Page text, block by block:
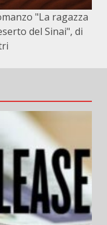
"La ragazza
del Sinai", di